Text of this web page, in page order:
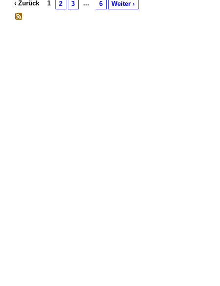
‹ Zurück 1 2 3 … 6 Weiter ›